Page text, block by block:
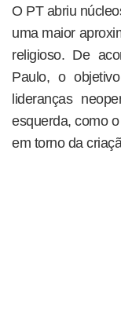
O PT abriu
uma maior
religioso. De
Paulo, o
lideranças
esquerda, como
em torno da